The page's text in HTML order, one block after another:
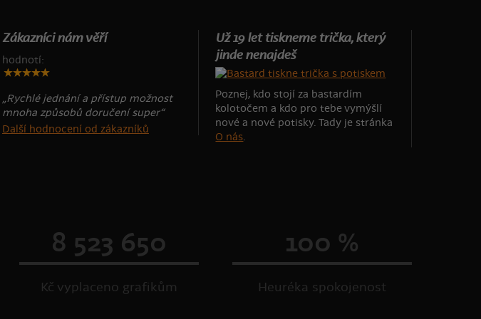
Zákazníci nám věří
hodnotí:
„Rychlé jednání a přístup možnost
mnoha způsobů doručení super“
Další hodnocení od zákazníků
Už 19 let tiskneme trička, který
jinde nenajdeš
Poznej, kdo stojí za bastardím
kolotočem a kdo pro tebe vymýšlí
nové a nové potisky. Tady je stránka
O nás.
8 523 650
Kč vyplaceno grafikům
100 %
Heuréka spokojenost